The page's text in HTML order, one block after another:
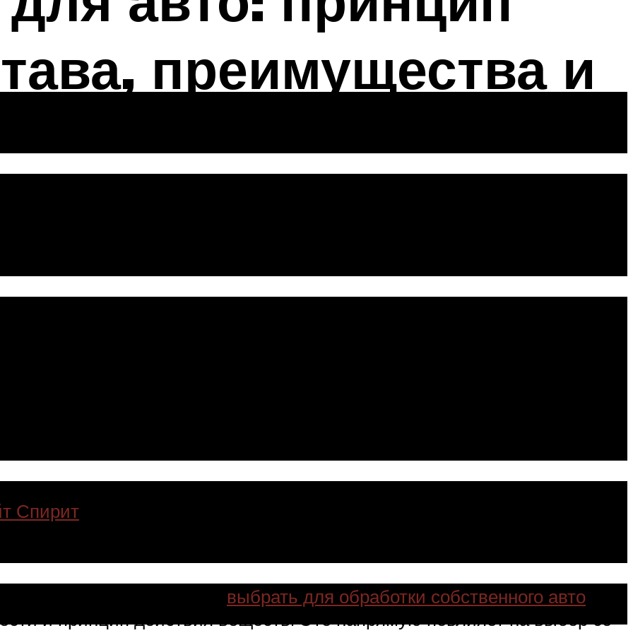
преимущества и
не существует. Даже сами производители не скрывают
полимеры и различного рода органические растворители,
форму. При испарении растворителей остаются только
позволяющие создать защитную плёнку на поверхности.
антидождя можно назвать смесь из воска, полученной путём нарезки
Спирит
обеспечить создание прочного и устойчивого к износу
водителю лучше выбрать для обработки собственного авто
и принцип действия веществ. Это напрямую повлияет на выбор со